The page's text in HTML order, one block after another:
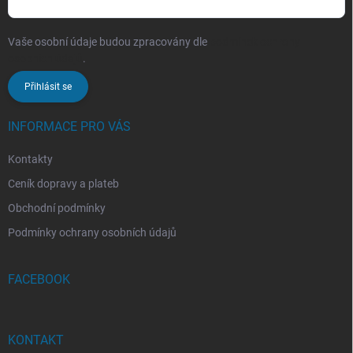
Vaše osobní údaje budou zpracovány dle
.
Přihlásit se
INFORMACE PRO VÁS
Kontakty
Ceník dopravy a plateb
Obchodní podmínky
Podmínky ochrany osobních údajů
FACEBOOK
KONTAKT